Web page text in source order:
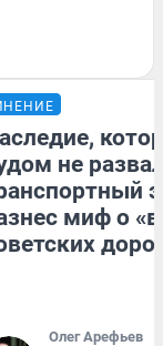
не
миф о
Олег Арефьев